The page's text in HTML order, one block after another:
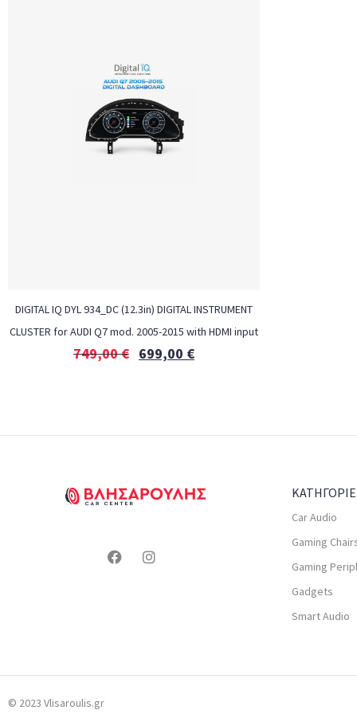
DIGITAL IQ DYL 934_DC (12.3in) DIGITAL INSTRUMENT
CLUSTER for AUDI Q7 mod. 2005-2015 with HDMI input
749,00€ 699,00 €
Car Audio
Gaming
Gaming
Gadgets
Smart Audio
© 2023 Vlisaroulis.gr